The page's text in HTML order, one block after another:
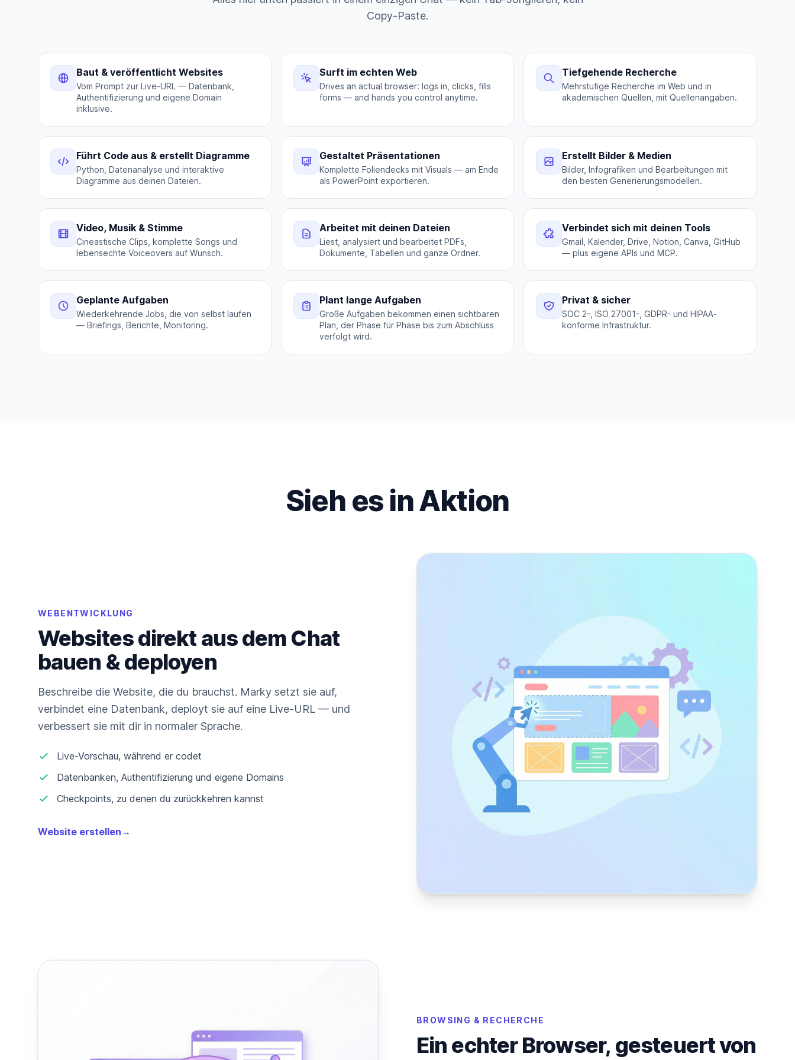
Copy-Paste.
Baut & veröffentlicht Websites
Vom Prompt zur Live-URL — Datenbank,
Authentifizierung und eigene Domain
inklusive.
Surft im echten Web
Drives an actual browser: logs in, clicks, fills
forms — and hands you control anytime.
Tiefgehende Recherche
Mehrstufige Recherche im Web und in
akademischen Quellen, mit Quellenangaben.
Führt Code aus & erstellt Diagramme
Python, Datenanalyse und interaktive
Diagramme aus deinen Dateien.
Gestaltet Präsentationen
Komplette Foliendecks mit Visuals — am Ende
als PowerPoint exportieren.
Erstellt Bilder & Medien
Bilder, Infografiken und Bearbeitungen mit
den besten Generierungsmodellen.
Video, Musik & Stimme
Cineastische Clips, komplette Songs und
lebensechte Voiceovers auf Wunsch.
Arbeitet mit deinen Dateien
Liest, analysiert und bearbeitet PDFs,
Dokumente, Tabellen und ganze Ordner.
Verbindet sich mit deinen Tools
Gmail, Kalender, Drive, Notion, Canva, GitHub
— plus eigene APIs und MCP.
Geplante Aufgaben
Wiederkehrende Jobs, die von selbst laufen
— Briefings, Berichte, Monitoring.
Plant lange Aufgaben
Große Aufgaben bekommen einen sichtbaren
Plan, der Phase für Phase bis zum Abschluss
verfolgt wird.
Privat & sicher
SOC 2-, ISO 27001-, GDPR- und HIPAA-
konforme Infrastruktur.
Sieh es in Aktion
WEBENTWICKLUNG
Websites direkt aus dem Chat
bauen & deployen
Beschreibe die Website, die du brauchst. Marky setzt sie auf,
verbindet eine Datenbank, deployt sie auf eine Live-URL — und
verbessert sie mit dir in normaler Sprache.
Live-Vorschau, während er codet
Datenbanken, Authentifizierung und eigene Domains
Checkpoints, zu denen du zurückkehren kannst
Website erstellen →
BROWSING & RECHERCHE
Ein echter Browser, gesteuert von